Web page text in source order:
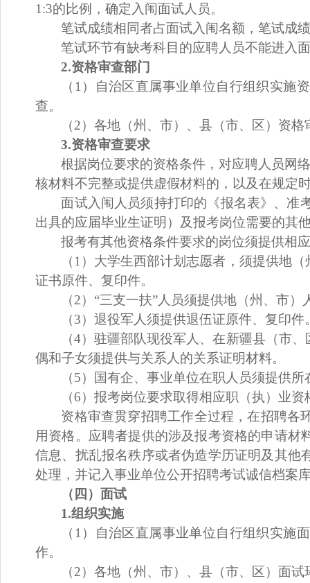
1 :3的比例，确定入闱面试人员。
笔试成绩相同者占面试入闱名额，笔试成
笔试环节有缺考科目的应聘人员不能进入
2.资格审查部门
（ 1）自治区直属事业单位自行组织实施
查。
（2）各地（州、市）、县（市、区）资
3.资格审查要求
根据岗位要求的资格条件，对应聘人员 网
核材料不完整或提供虚假材料的，以及在规定
面试 入闱 人员须持打印的《报名表》、准
出具的应届毕业生证明）及报考岗位需要的其
报考有其他资格条件要求的岗位须提供相
（1）大学生西部计划志愿者，须提供地
证书原件、复印件。
（2）“三支一扶”人员须提供地（州、市）
（3）退役军人须提供退伍证原件、复印件
（4）驻疆部队现役军人、在新疆县（市
偶和子女须提供与关系人的关系证明材料。
（5）国有企、事业单位在职人员须提供
（6）报考岗位要求取得相应职 （执） 业资
资格审查贯穿招聘工作全过程，在招聘各
用资格。 应聘者提供的涉及报考资格的申请材
信息、扰乱报名秩序或者伪造学历证明及其他
处理，并记入事业单位公开招聘考试诚信档案
（四）面试
1.组织实施
（ 1）自治区直属事业单位自行组织实施
作。
（2）各地（州、市）、县（市、区）面试